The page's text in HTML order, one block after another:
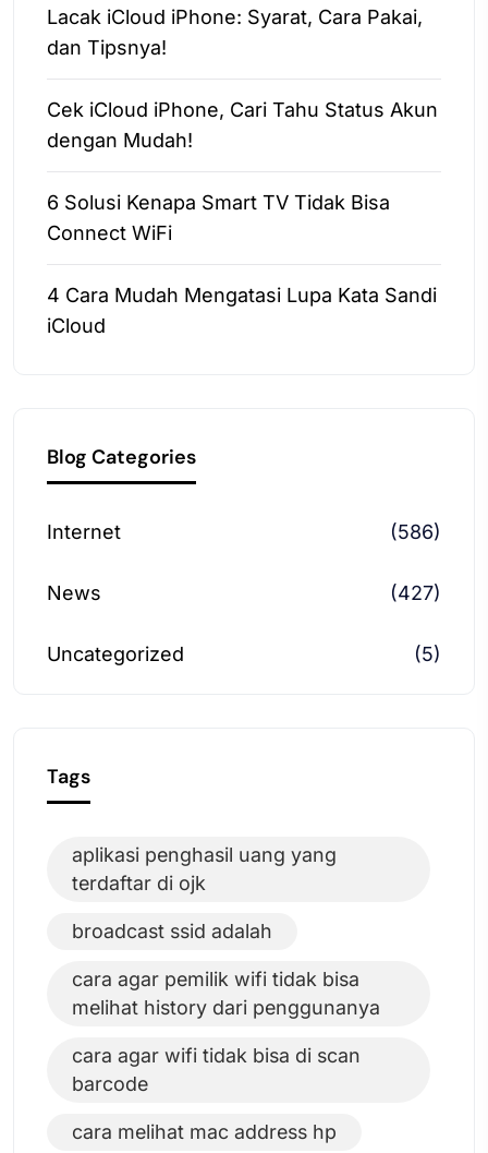
Lacak iCloud iPhone: Syarat, Cara Pakai,
dan Tipsnya!
Cek iCloud iPhone, Cari Tahu Status Akun
dengan Mudah!
6 Solusi Kenapa Smart TV Tidak Bisa
Connect WiFi
4 Cara Mudah Mengatasi Lupa Kata Sandi
iCloud
Blog Categories
Internet (586)
News (427)
Uncategorized (5)
Tags
aplikasi penghasil uang yang
terdaftar di ojk
broadcast ssid adalah
cara agar pemilik wifi tidak bisa
melihat history dari penggunanya
cara agar wifi tidak bisa di scan
barcode
cara melihat mac address hp